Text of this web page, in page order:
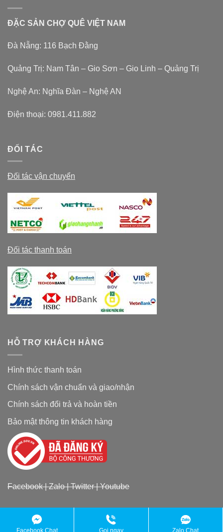
ĐẶC SẢN CHỢ QUÊ VIỆT NAM
Đà Nẵng: 116 Bạch Đằng
Quảng Trị: Nam Tân – Gio Sơn – Gio Linh – Quảng Trị
Nghệ An: Nghĩa Đàn – Nghệ AN
Điện thoại: 0981.411.882
ĐỐI TÁC
Đối tác vận chuyển
Đối tác thanh toán
HỖ TRỢ KHÁCH HÀNG
Hình thức thanh toán
Chính sách vận chuẩn và giao/nhận
Chính sách đổi trả và hoàn tiền
Bảo mật thông tin khách hàng
Facebook|Zalo|Twitter|Youtube
Copyright 2026 ©Đặc sản chợ quê
Facebook Chat Gọi ngay Zalo Chat